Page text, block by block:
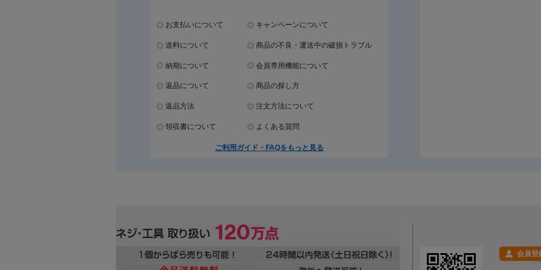
お支払いについて キャンペーンについて
送料について 商品の不良・運送中の破損トラブル
納期について 会員専用機能について
返品について 商品の探し方
返品方法 注文方法について
領収書について よくある質問
ご利用ガイド・FAQをもっと見る
会員登